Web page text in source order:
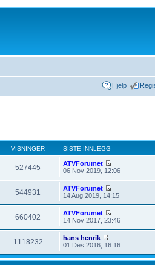
Hjelp
VISNINGER SISTE INNLEGG
527445
ATVForumet
06 Nov 2019, 12:06
544931
ATVForumet
14 Aug 2019, 14:15
660402
ATVForumet
14 Nov 2017, 23:46
1118232
hans henrik
01 Des 2016, 16:16